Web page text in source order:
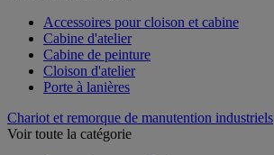
Accessoires pour cloison et cabine
Cabine d'atelier
Cabine de peinture
Cloison d'atelier
Porte à lanières
Chariot et remorque de manutention industriels
Voir toute la catégorie